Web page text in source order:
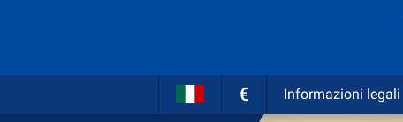
€ Informazioni legali